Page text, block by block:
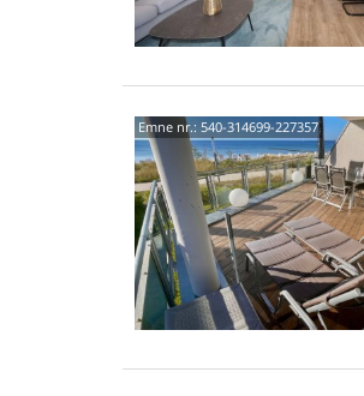
Emne nr.: 540-314699-227357